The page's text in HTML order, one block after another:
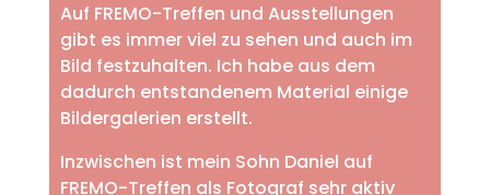
Auf FREMO-Treffen und Ausstellungen
gibt es immer viel zu sehen und auch im
Bild festzuhalten. Ich habe aus dem
dadurch entstandenem Material einige
Bildergalerien erstellt.
Inzwischen ist mein Sohn Daniel auf
FREMO-Treffen als Fotograf sehr aktiv